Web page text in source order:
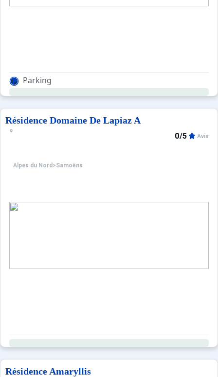
Parking
Résidence Domaine De Lapiaz A
Alpes du Nord >Samoëns
0/5 Avis
Résidence Amaryllis